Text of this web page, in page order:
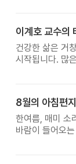
위한 시간을 선
이계호 교수의
건강한 삶은 거
시작됩니다. 많
받은 이계호 교
황금변 캠프
8월의 아침편
한여름, 매미 소
바람이 들어오